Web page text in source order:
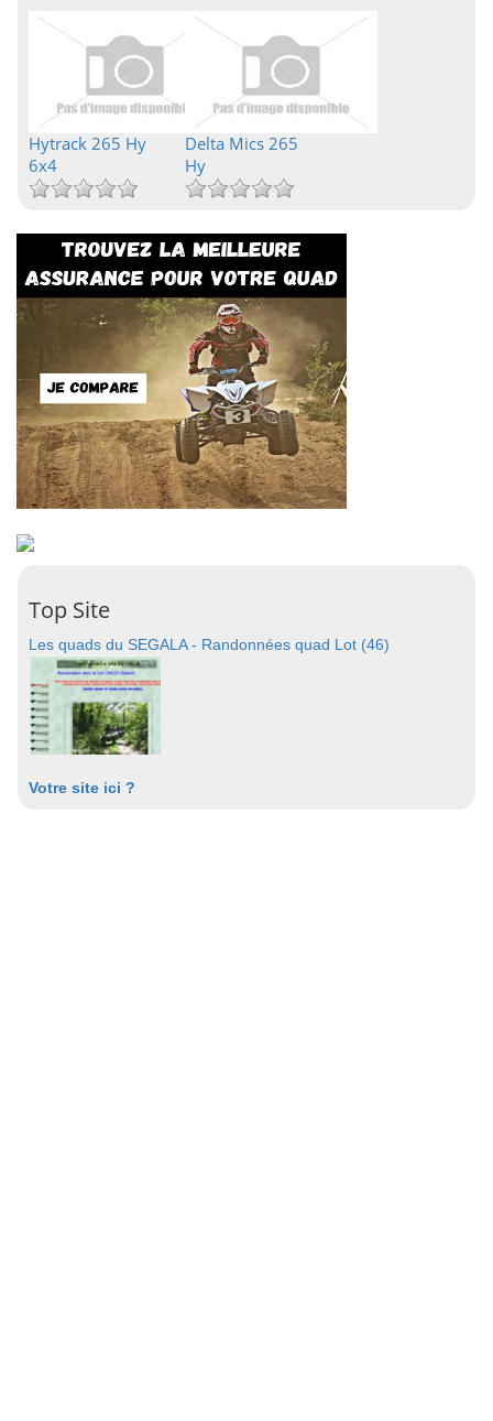
Hytrack 265 Hy
6x4
Delta Mics 265
Hy
Top Site
Les quads du SEGALA - Randonnées quad Lot (46)
Votre site ici ?